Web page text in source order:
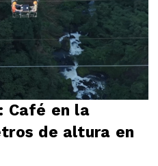
Café en la
de altura en